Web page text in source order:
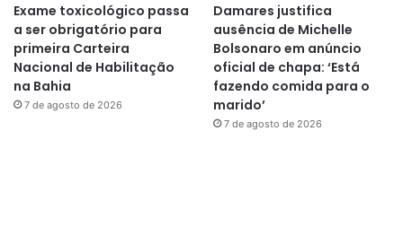
Exame toxicológico passa
a ser obrigatório para
primeira Carteira
Nacional de Habilitação
na Bahia
7 de agosto de 2026
Damares justifica
ausência de Michelle
Bolsonaro em anúncio
oficial de chapa: ‘Está
fazendo comida para o
marido’
7 de agosto de 2026